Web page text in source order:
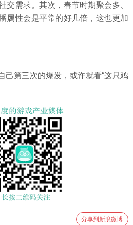
交需求。其次，春节时期聚会多、
属性会是平常的好几倍，这也更加
己第三次的爆发，或许就看“这只鸡
分享到新浪微博